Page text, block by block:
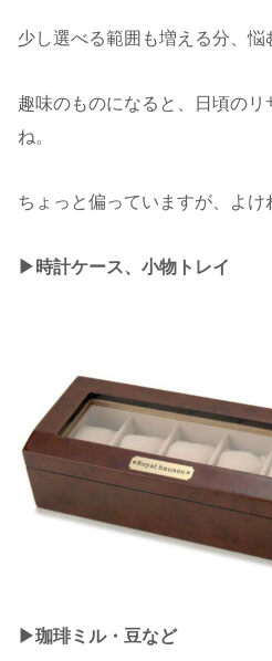
少し選べる範囲も増える分、悩
趣味のものになると、日頃のリ
ね。
ちょっと偏っていますが、よけ
▶︎時計ケース、小物トレイ
▶︎珈琲ミル・豆など